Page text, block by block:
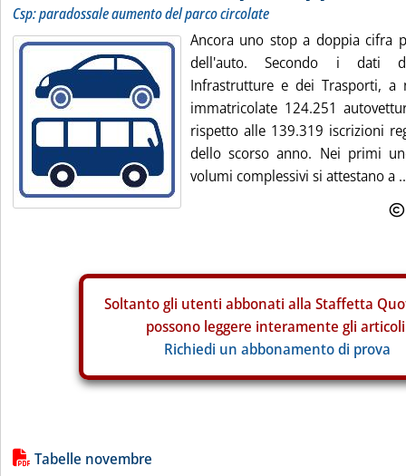
Csp: paradossale aumento del parco circolate
Ancora uno stop a doppia cifra
dell'auto. Secondo i dati
Infrastrutture e dei Trasporti, a
immatricolate 124.251
rispetto alle 139.319 iscrizioni
dello scorso anno. Nei primi
volumi complessivi si attestano a
Soltanto gli utenti abbonati alla Staffetta
possono leggere interamente gli
Richiedi un abbonamento di prova
Lista allegati PDF alla notizia
Tabelle novembre